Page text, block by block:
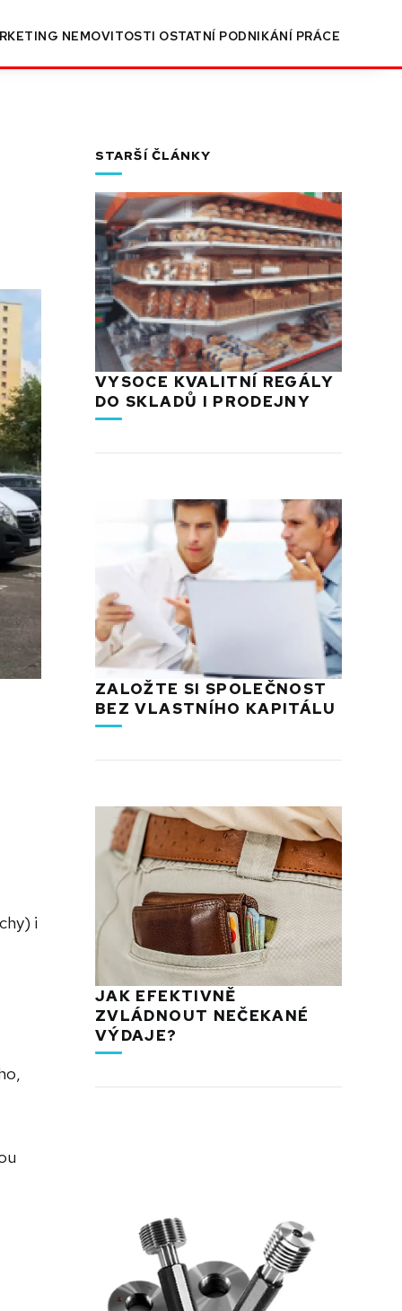
NEMOVITOSTI OSTATNÍ PODNIKÁNÍ PRÁCE
i
STARŠÍ ČLÁNKY
VYSOCE KVALITNÍ REGÁLY
DO SKLADŮ I PRODEJNY
ZALOŽTE SI SPOLEČNOST
BEZ VLASTNÍHO KAPITÁLU
JAK EFEKTIVNĚ
ZVLÁDNOUT NEČEKANÉ
VÝDAJE?